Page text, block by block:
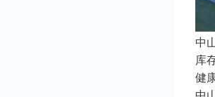
中
库
健